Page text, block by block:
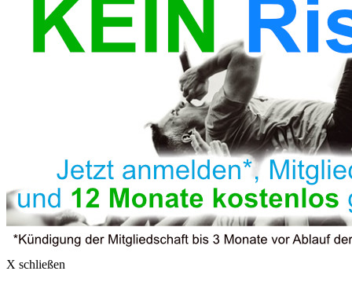
X schließen